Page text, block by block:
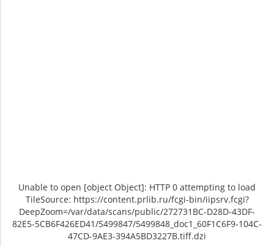
Unable to open [object Object]: HTTP 0 attempting to load
TileSource: https://content.prlib.ru/fcgi-bin/iipsrv.fcgi?
DeepZoom=/var/data/scans/public/272731BC-D28D-43DF-
82E5-5CB6F426ED41/5499847/5499848_doc1_60F1C6F9-104C-
47CD-9AE3-394A5BD3227B.tiff.dzi